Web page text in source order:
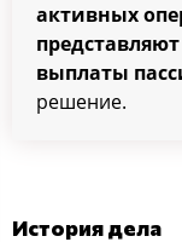
активных
выплаты
решение.
История дела